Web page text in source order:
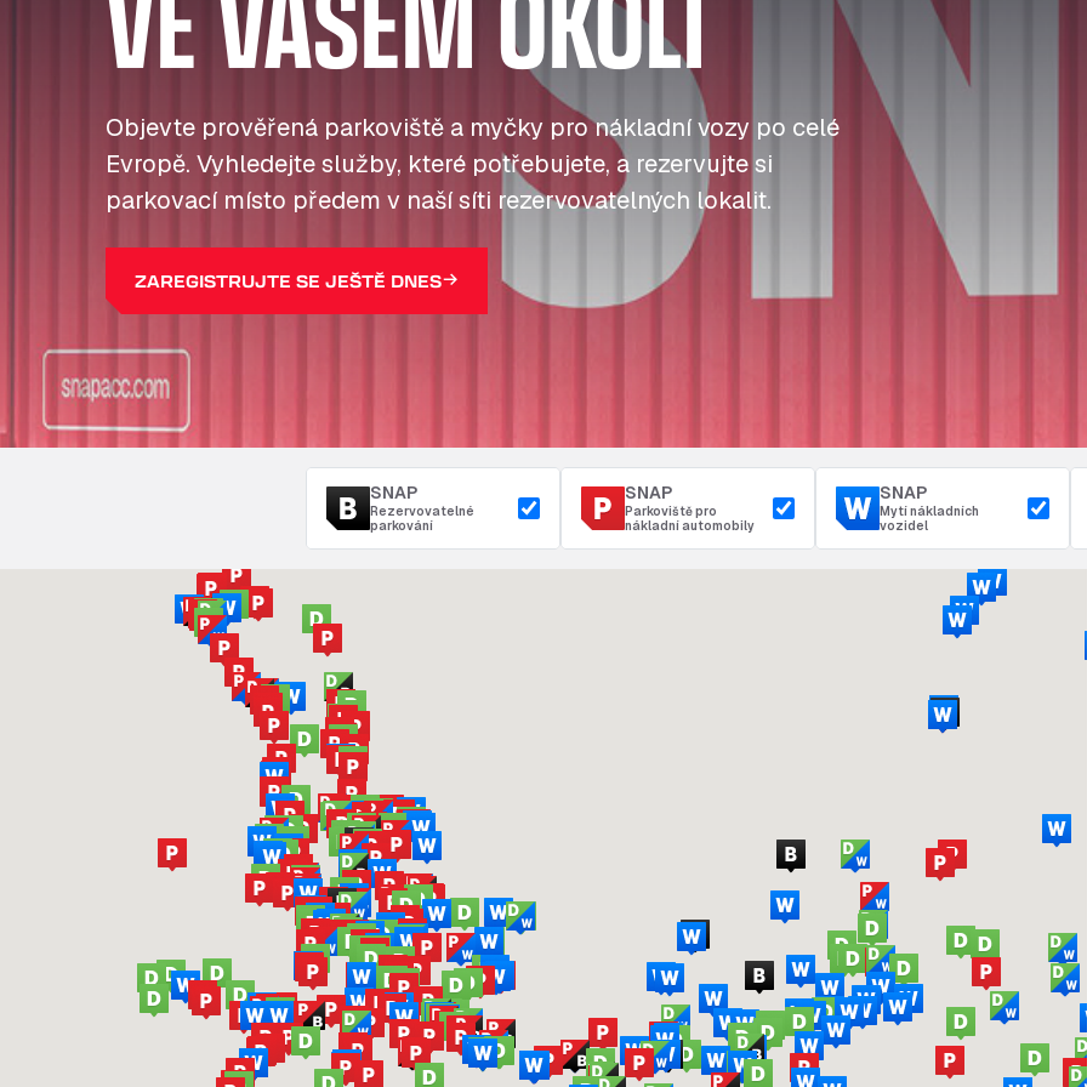
Přístup a bezpečnost
Parkoviště u depa
Objevte prověřená parkoviště a myčky pro nákladní vozy po celé
Evropě. Vyhledejte služby, které potřebujete, a rezervujte si
parkovací místo předem v naší síti rezervovatelných lokalit.
ZAREGISTRUJTE SE JEŠTĚ DNES
SNAP
Rezervovatelné
parkování
SNAP
Parkoviště pro
nákladní automobily
SNAP
Mytí nákladních
vozidel